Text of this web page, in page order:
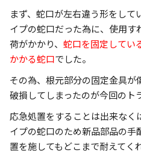
まず、蛇口が左右違う形をして
イプの蛇口だった為に、使用す
荷がかかり、 蛇口を固定してい
かかる蛇口でした。
その為、根元部分の固定金具が
破損してしまったのが今回のト
応急処置をすることは出来なく
イプの蛇口のため新品部品の手
置を施してもどこまで耐えてく